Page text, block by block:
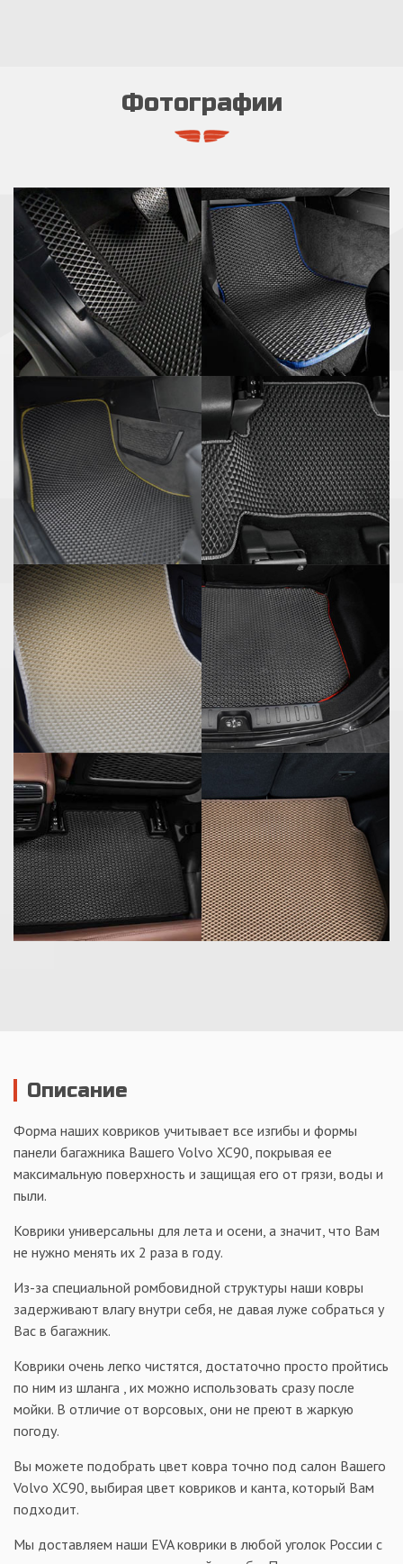
Фотографии
Описание
Форма наших ковриков учитывает все изгибы и формы
панели багажника Вашего Volvo XC90, покрывая ее
максимальную поверхность и защищая его от грязи, воды и
пыли.
Коврики универсальны для лета и осени, а значит, что Вам
не нужно менять их 2 раза в году.
Из-за специальной ромбовидной структуры наши ковры
задерживают влагу внутри себя, не давая луже собраться у
Вас в багажник.
Коврики очень легко чистятся, достаточно просто пройтись
по ним из шланга , их можно использовать сразу после
мойки. В отличие от ворсовых, они не преют в жаркую
погоду.
Вы можете подобрать цвет ковра точно под салон Вашего
Volvo XC90, выбирая цвет ковриков и канта, который Вам
подходит.
Мы доставляем наши EVA коврики в любой уголок России с